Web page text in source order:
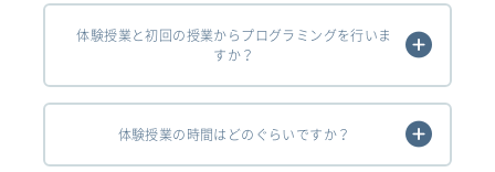
体験授業と初回の授業からプログラミングを行いま
すか？
体験授業の時間はどのぐらいですか？